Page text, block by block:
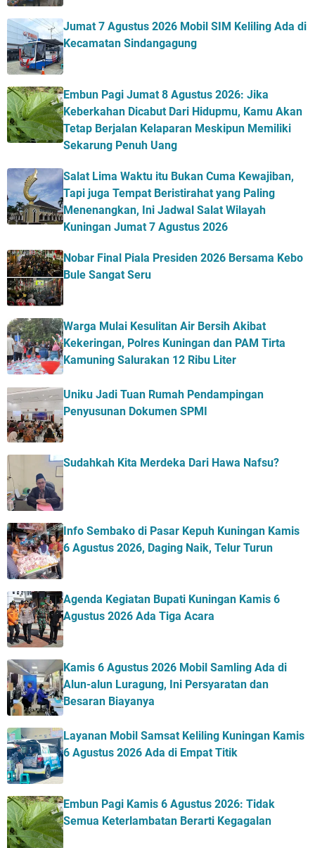
Jumat 7 Agustus 2026 Mobil SIM Keliling Ada di
Kecamatan Sindangagung
Embun Pagi Jumat 8 Agustus 2026: Jika
Keberkahan Dicabut Dari Hidupmu, Kamu Akan
Tetap Berjalan Kelaparan Meskipun Memiliki
Sekarung Penuh Uang
Salat Lima Waktu itu Bukan Cuma Kewajiban,
Tapi juga Tempat Beristirahat yang Paling
Menenangkan, Ini Jadwal Salat Wilayah
Kuningan Jumat 7 Agustus 2026
Nobar Final Piala Presiden 2026 Bersama Kebo
Bule Sangat Seru
Warga Mulai Kesulitan Air Bersih Akibat
Kekeringan, Polres Kuningan dan PAM Tirta
Kamuning Salurakan 12 Ribu Liter
Uniku Jadi Tuan Rumah Pendampingan
Penyusunan Dokumen SPMI
Sudahkah Kita Merdeka Dari Hawa Nafsu?
Info Sembako di Pasar Kepuh Kuningan Kamis
6 Agustus 2026, Daging Naik, Telur Turun
Agenda Kegiatan Bupati Kuningan Kamis 6
Agustus 2026 Ada Tiga Acara
Kamis 6 Agustus 2026 Mobil Samling Ada di
Alun-alun Luragung, Ini Persyaratan dan
Besaran Biayanya
Layanan Mobil Samsat Keliling Kuningan Kamis
6 Agustus 2026 Ada di Empat Titik
Embun Pagi Kamis 6 Agustus 2026: Tidak
Semua Keterlambatan Berarti Kegagalan